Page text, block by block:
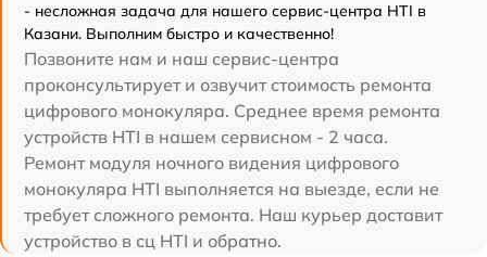
- несложная задача для нашего сервис-центра HTI в
Казани. Выполним быстро и качественно!
Позвоните нам и наш сервис-центра
проконсультирует и озвучит стоимость ремонта
цифрового монокуляра. Среднее время ремонта
устройств HTI в нашем сервисном - 2 часа.
Ремонт модуля ночного видения цифрового
монокуляра HTI выполняется на выезде, если не
требует сложного ремонта. Наш курьер доставит
устройство в сц HTI и обратно.